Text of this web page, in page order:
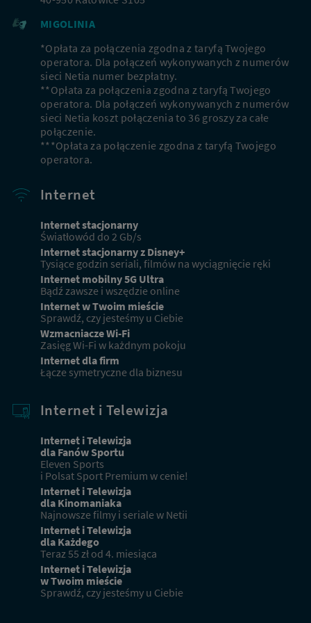
do
Wi-
Fi
6?
MIGOLINIA
*Opłata za połączenia zgodna z taryfą Twojego
operatora. Dla połączeń wykonywanych z numerów
sieci Netia numer bezpłatny.
**Opłata za połączenia zgodna z taryfą Twojego
operatora. Dla połączeń wykonywanych z numerów
sieci Netia koszt połączenia to 36 groszy za całe
połączenie.
***Opłata za połączenie zgodna z taryfą Twojego
operatora.
Internet
Internet stacjonarny
Światłowód do 2 Gb/s
Internet stacjonarny z Disney+
Tysiące godzin seriali, filmów na wyciągnięcie ręki
Internet mobilny 5G Ultra
Bądź zawsze i wszędzie online
Internet w Twoim mieście
Sprawdź, czy jesteśmy u Ciebie
Wzmacniacze Wi-Fi
Zasięg Wi-Fi w każdnym pokoju
Internet dla firm
Łącze symetryczne dla biznesu
Internet i Telewizja
Internet i Telewizja
dla Fanów Sportu
Eleven Sports
i Polsat Sport Premium w cenie!
Internet i Telewizja
dla Kinomaniaka
Najnowsze filmy i seriale w Netii
Internet i Telewizja
dla Każdego
Teraz 55 zł od 4. miesiąca
Internet i Telewizja
w Twoim mieście
Sprawdź, czy jesteśmy u Ciebie